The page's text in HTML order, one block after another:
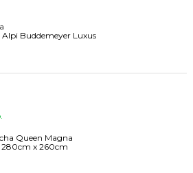
Buddemeyer Luxus
Queen Magna
280cm x 260cm